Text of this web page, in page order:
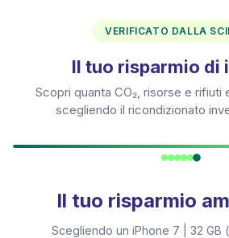
VERIFICATO DALLA
Il tuo risparmio di
Scopri quanta CO₂, risorse e rifiuti
scegliendo il ricondizionato
Il tuo risparmio
Scegliendo un iPhone 7 | 32 GB